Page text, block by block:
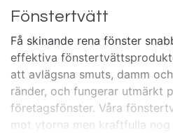
Fönstertvätt
Få skinande rena fönster
effektiva
att avlägsna smuts, damm
ränder, och fungerar utmärkt
företagsfönster. Våra
mot ytorna men kraftfulla